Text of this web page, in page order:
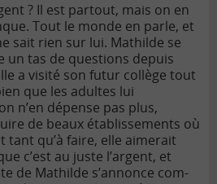
? Il est partout, mais on en
Tout le monde en parle, et
sait rien sur lui. Mathilde se
un tas de ques­tions depuis
a visité son futur collège tout
que les adultes lui
n’en dépense pas plus,
de beaux établis­se­ments où
tant qu’à faire, elle aimerait
c’est au juste l’argent, et
de Mathilde s’annonce com­